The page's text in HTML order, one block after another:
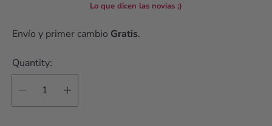
c
e
Lo que dicen las novias ;)
Envío y primer cambio Gratis.
Quantity: